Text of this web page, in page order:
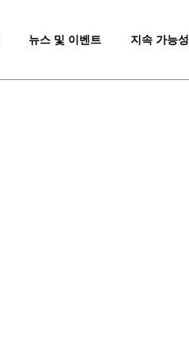
뉴스 및 이벤트 지속 가능성